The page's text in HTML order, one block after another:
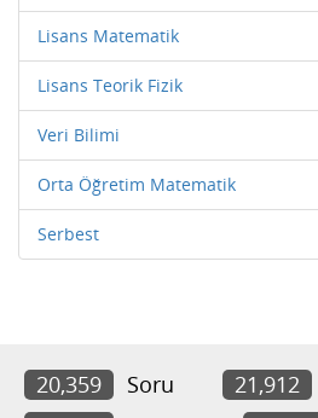
Lisans Matematik
Lisans Teorik Fizik
Veri Bilimi
Orta Öğretim Matematik
Serbest
20,359 Soru 21,912